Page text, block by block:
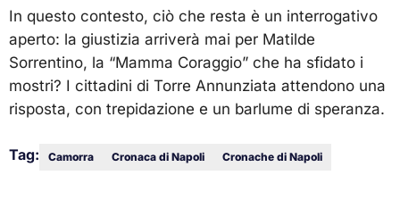
In questo contesto, ciò che resta è un interrogativo
aperto: la giustizia arriverà mai per Matilde
Sorrentino, la “Mamma Coraggio” che ha sfidato i
mostri? I cittadini di Torre Annunziata attendono una
risposta, con trepidazione e un barlume di speranza.
Tag: Camorra Cronaca di Napoli Cronache di Napoli